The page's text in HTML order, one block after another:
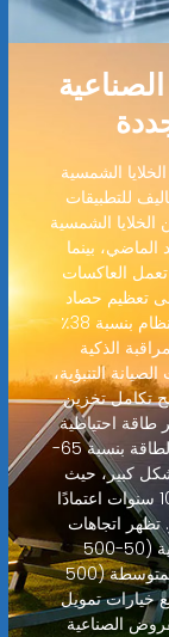
الشمسية
للتطبيقات
الخلايا الشمسية
من 26٪ في العقد الماضي، بينما
التكاليف بنسبة 85٪ منذ عام 2012. تعمل العاكسات
تعظيم حصاد
الطاقة من كل محطة، مما يزيد من إخراج النظام بنسبة 38٪
الذكية
التنبؤية،
بنسبة 42٪. يسمح تكامل تخزين
طاقة احتياطية
وتحسين وقت الاستخدام، مما يزيد من توفير الطاقة بنسبة 65-
كبير، حيث
تحقق المشاريع الهجينة عادةً استردادًا في 6-10 سنوات اعتمادًا
تظهر اتجاهات
التسعير الأخيرة أن الأنظمة الهجينة القياسية (50-500
كيلوواط) تبدأ من 80،000 دولار والأنظمة المتوسطة (500
400،000 دولار، مع خيارات تمويل
الصناعية